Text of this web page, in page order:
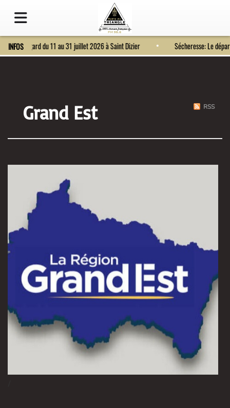
INFOS
Fort Bragard du 11 au 31 juillet 2026 à Saint Dizier Sécheresse: Le
Grand Est RSS